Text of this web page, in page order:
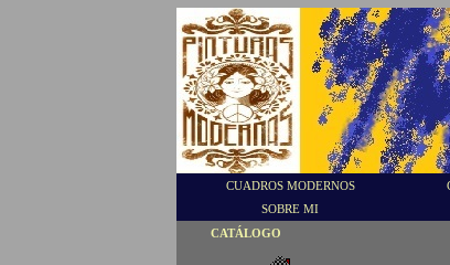
CUADROS MODERNOS
SOBRE MI
CATÁLOGO